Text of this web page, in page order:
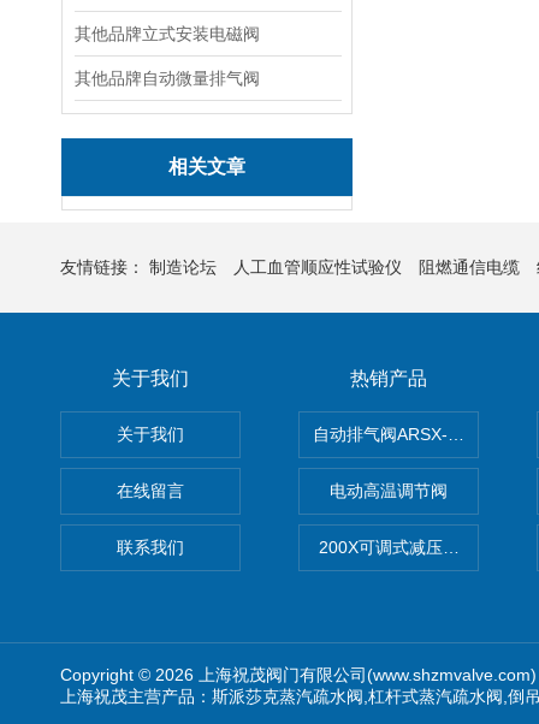
其他品牌立式安装电磁阀
其他品牌自动微量排气阀
相关文章
友情链接： 制造论坛 人工血管顺应性试验仪 阻燃通信电缆
关于我们
关于我们
在线留言
联系我们
热销产品
自动排气阀ARSX-0015/
电动高温调节阀
200X可调式减压阀（减压稳
Copyright © 2026 上海祝茂阀门有限公司
上海祝茂主营产品：斯派莎克蒸汽疏水阀,杠杆式蒸汽疏水阀,倒